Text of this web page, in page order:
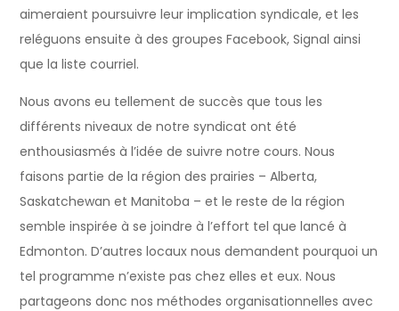
aimeraient poursuivre leur implication syndicale, et les
reléguons ensuite à des groupes Facebook, Signal ainsi
que la liste courriel.
Nous avons eu tellement de succès que tous les
différents niveaux de notre syndicat ont été
enthousiasmés à l’idée de suivre notre cours. Nous
faisons partie de la région des prairies – Alberta,
Saskatchewan et Manitoba – et le reste de la région
semble inspirée à se joindre à l’effort tel que lancé à
Edmonton. D’autres locaux nous demandent pourquoi un
tel programme n’existe pas chez elles et eux. Nous
partageons donc nos méthodes organisationnelles avec